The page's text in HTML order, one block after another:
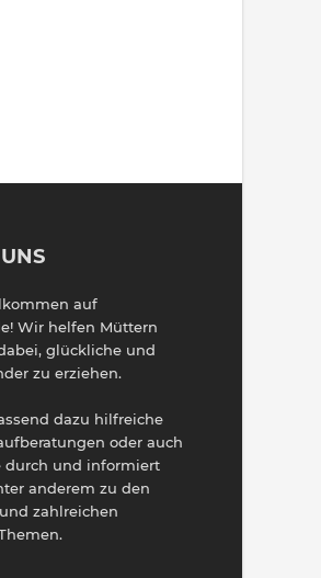
auf
Wir helfen Müttern
glückliche und
zu erziehen.
dazu hilfreiche
oder auch
durch und informiert
anderem zu den
zahlreichen